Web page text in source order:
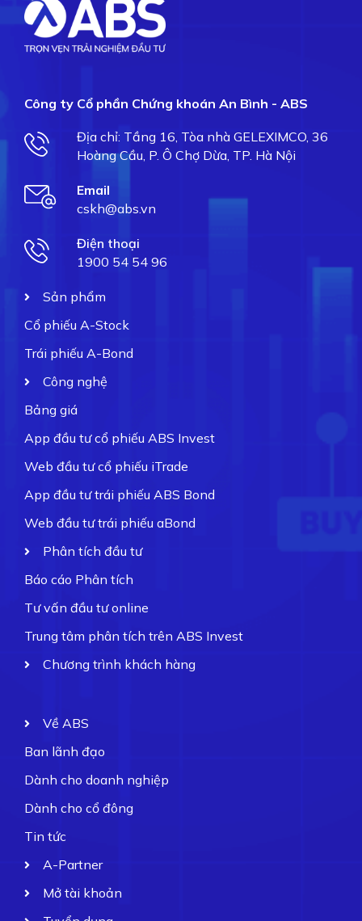
Công ty Cổ phần Chứng khoán An Bình - ABS
Địa chỉ: Tầng 16, Tòa nhà GELEXIMCO, 36
Hoàng Cầu, P. Ô Chợ Dừa, TP. Hà Nội
Email
cskh@abs.vn
Điện thoại
1900 54 54 96
Sản phẩm
Cổ phiếu A-Stock
Trái phiếu A-Bond
Công nghệ
Bảng giá
App đầu tư cổ phiếu ABS Invest
Web đầu tư cổ phiếu iTrade
App đầu tư trái phiếu ABS Bond
Web đầu tư trái phiếu aBond
Phân tích đầu tư
Báo cáo Phân tích
Tư vấn đầu tư online
Trung tâm phân tích trên ABS Invest
Chương trình khách hàng
Về ABS
Ban lãnh đạo
Dành cho doanh nghiệp
Dành cho cổ đông
Tin tức
A-Partner
Mở tài khoản